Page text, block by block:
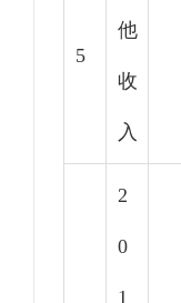
5
他
收
入
2
0
1